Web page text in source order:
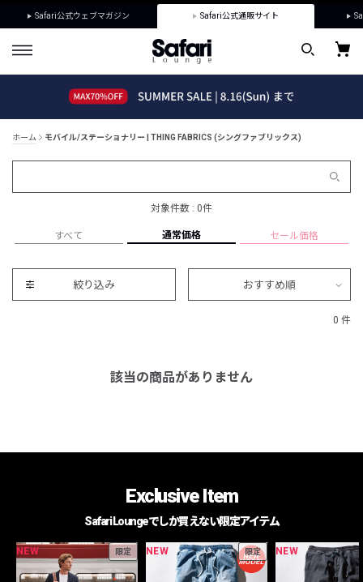
Safari公式ウェブマガジン Safari公式通販サイト
ホーム モバイル/ステーショナリー | THING FABRICS (シングファブリックス)
対象件数 : 0件
すべて 通常価格 セール価格
絞り込み おすすめ順
0 件
該当の商品がありません
Exclusive Item
Safari Loungeでしか買えない限定アイテム
NEW 限定 NEW 限定 NEW